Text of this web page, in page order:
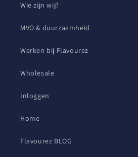
Wie zijn wij?
MVO & duurzaamheid
Werken bij Flavourez
Wholesale
Inloggen
Home
Flavourez BLOG